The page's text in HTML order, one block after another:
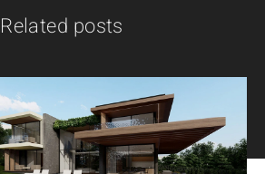
Related posts